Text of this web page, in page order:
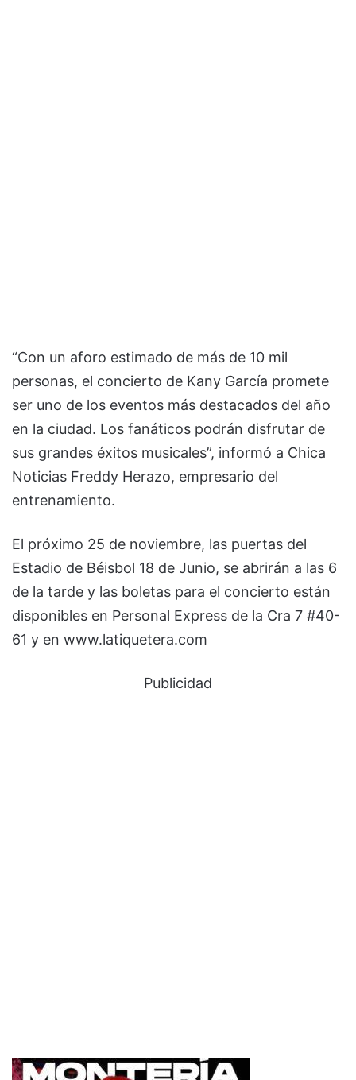
“Con un aforo estimado de más de 10 mil
personas, el concierto de Kany García promete
ser uno de los eventos más destacados del año
en la ciudad. Los fanáticos podrán disfrutar de
sus grandes éxitos musicales”, informó a Chica
Noticias Freddy Herazo, empresario del
entrenamiento.
El próximo 25 de noviembre, las puertas del
Estadio de Béisbol 18 de Junio, se abrirán a las 6
de la tarde y las boletas para el concierto están
disponibles en Personal Express de la Cra 7 #40-
61 y en www.latiquetera.com
Publicidad